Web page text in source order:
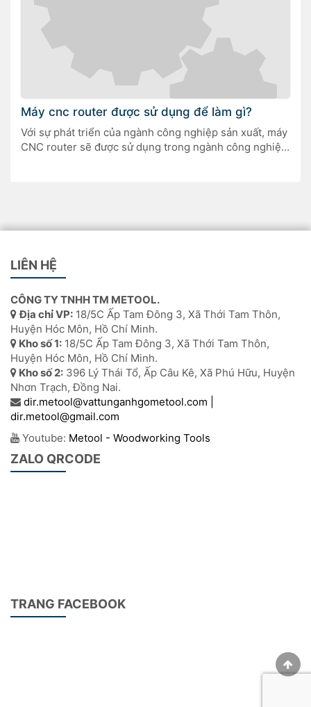
Máy cnc router được sử dụng để làm gì?
Với sự phát triển của ngành công nghiệp sản xuất, máy
CNC router sẽ được sử dụng trong ngành công nghiệp
LIÊN HỆ
CÔNG TY TNHH TM METOOL.
Địa chỉ VP: 18/5C Ấp Tam Đông 3, Xã Thới Tam Thôn,
Huyện Hóc Môn, Hồ Chí Minh.
Kho số 1: 18/5C Ấp Tam Đông 3, Xã Thới Tam Thôn,
Huyện Hóc Môn, Hồ Chí Minh.
Kho số 2: 396 Lý Thái Tổ, Ấp Câu Kê, Xã Phú Hữu, Huyện
Nhơn Trạch, Đồng Nai.
dir.metool@vattunganhgometool.com |
dir.metool@gmail.com
Youtube: Metool - Woodworking Tools
ZALO QRCODE
TRANG FACEBOOK